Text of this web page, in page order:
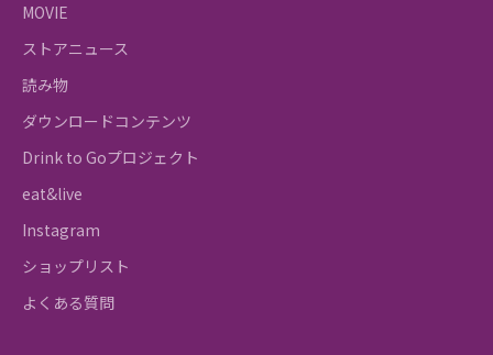
MOVIE
ストアニュース
読み物
ダウンロードコンテンツ
Drink to Goプロジェクト
eat&live
Instagram
ショップリスト
よくある質問